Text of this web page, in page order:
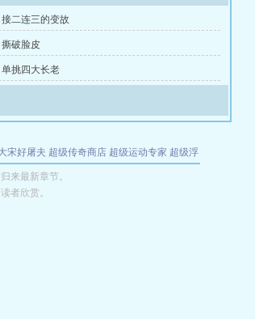
接二连三的变故
撕破脸皮
单挑四大长老
宋好屠夫 超级传奇商店 超级运动专家 超级浮
漫的特工 我夺舍了魔皇
来最新章节。
者欣赏。